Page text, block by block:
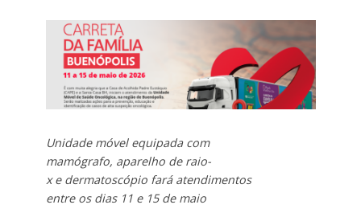
Unidade móvel equipada com
mamógrafo, aparelho de raio-
x e dermatoscópio fará atendimentos
entre os dias 11 e 15 de maio